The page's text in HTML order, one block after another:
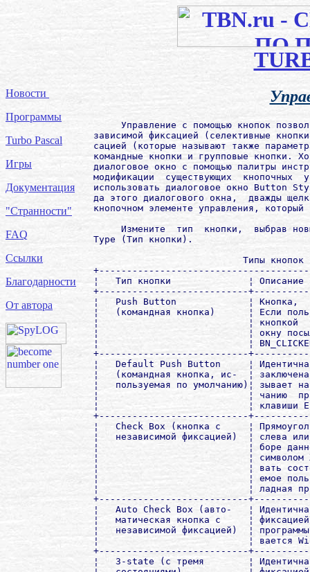
Новости
Программы
Turbo Pascal
Игры
Документация
"Странности"
FAQ
Ссылки
Благодарности
От автора
Управление с помощью кнопок
зависимой фиксацией (селективные
сацией (которые называют также
командные кнопки и групповые кнопки.
диалоговое окно с помощью палитры
модификации  существующих  кнопочных
использовать диалоговое окно Button
да этого диалогового окна,  дважды
кнопочном элементе управления,
Измените  тип  кнопки,  выбрав
Type (Тип кнопки).
Типы кнопок
¦   Тип кнопки              ¦
+---------------------------
¦   Push Button             ¦ Кнопка,
¦   (командная кнопка)      ¦ Если
¦                           ¦ кнопкой
¦                           ¦ окну
¦                           ¦
+---------------------------
¦   Default Push Button     ¦
¦   (командная кнопка, ис-  ¦
¦   пользуемая по умолчанию)¦ зывает
¦                           ¦ чанию  при
¦                           ¦ клавиши
+---------------------------
¦   Check Box (кнопка с     ¦
¦   независимой фиксацией)  ¦ слева
¦                           ¦ боре данной
¦                           ¦ символом Х
¦                           ¦ вать
¦                           ¦ емое
¦                           ¦ ладная
+---------------------------
¦   Auto Check Box (авто-   ¦
¦   матическая кнопка с     ¦
¦   независимой фиксацией)  ¦
¦                           ¦ вается
+---------------------------
¦   3-state (с тремя        ¦ Идентична